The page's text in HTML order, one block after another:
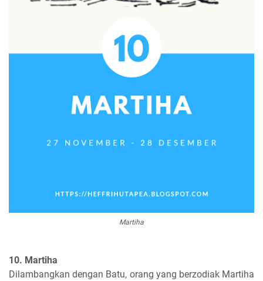
Martiha
10. Martiha
Dilambangkan dengan Batu, orang yang berzodiak Martiha